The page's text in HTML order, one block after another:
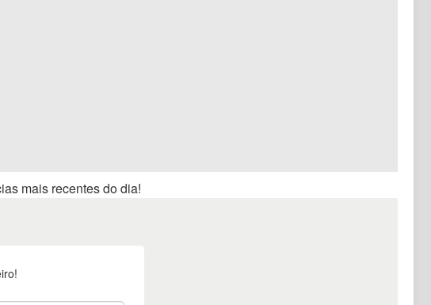
mais recentes do dia!